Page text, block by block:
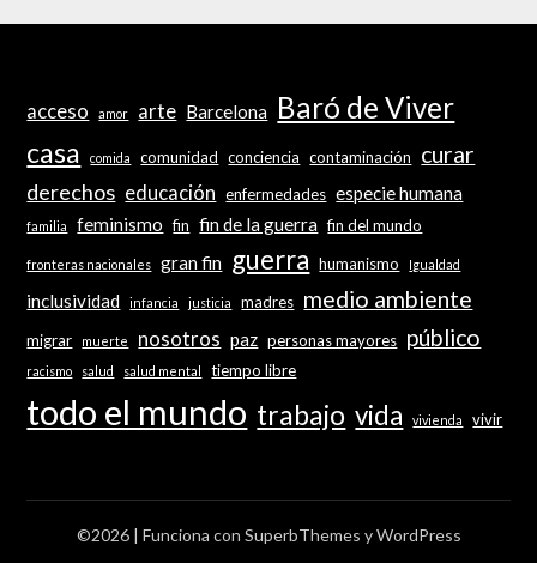
acceso amor arte Barcelona Baró de Viver
casa comida comunidad conciencia contaminación curar
derechos educación enfermedades especie humana
familia feminismo fin fin de la guerra fin del mundo
fronteras nacionales gran fin guerra humanismo Igualdad
inclusividad infancia justicia madres medio ambiente
migrar muerte nosotros paz personas mayores público
racismo salud salud mental tiempo libre
todo el mundo trabajo vida vivienda vivir
©2026 | Funciona con SuperbThemes y WordPress